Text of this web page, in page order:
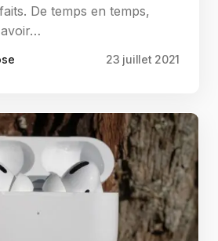
De temps en temps,
23 juillet 2021